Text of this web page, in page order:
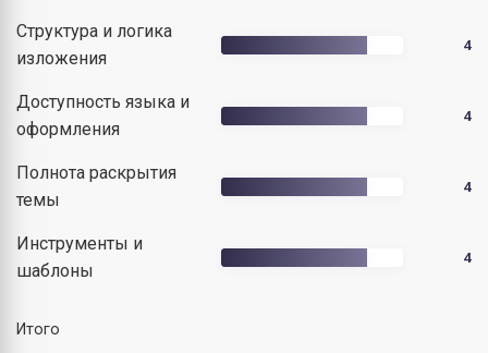
Структура и логика
изложения
4
Доступность языка и
оформления
4
Полнота раскрытия
темы
4
Инструменты и
шаблоны
4
Итого